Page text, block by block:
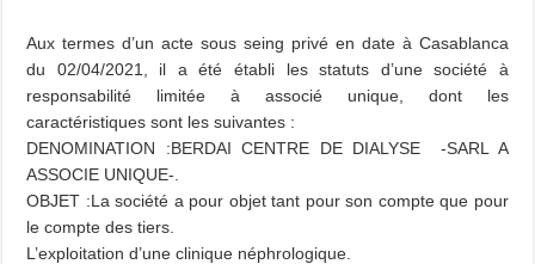
Aux termes d’un acte sous seing privé en date à Casablanca
du 02/04/2021, il a été établi les statuts d’une société à
responsabilité limitée à associé unique, dont les
caractéristiques sont les suivantes :
DENOMINATION :BERDAI CENTRE DE DIALYSE -SARL A
ASSOCIE UNIQUE-.
OBJET :La société a pour objet tant pour son compte que pour
le compte des tiers.
L’exploitation d’une clinique néphrologique.